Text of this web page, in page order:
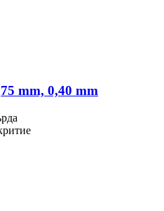
mm, 0,40 mm